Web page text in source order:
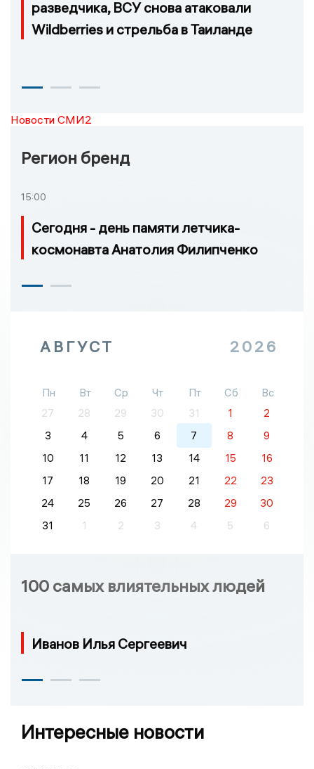
разведчика, ВСУ снова атаковали
Wildberries и стрельба в Таиланде
Новости СМИ2
Регион бренд
15:00
Сегодня - день памяти летчика-
космонавта Анатолия Филипченко
АВГУСТ 2026
Пн Вт Ср Чт Пт Сб
Вс
27
28 29 30 31 1
2
3
4 5 6 7 8
9
10
11 12 13 14 15
16
17
18 19 20 21 22
23
24
25 26 27 28 29
30
31
1 2 3 4 5 6
100 самых влиятельных людей
Иванов Илья Сергеевич
Интересные новости